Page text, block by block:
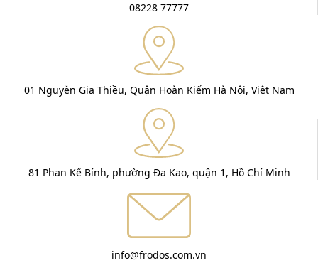
08228 77777
01 Nguyễn Gia Thiều, Quận Hoàn Kiếm Hà Nội, Việt Nam
81 Phan Kế Bính, phường Đa Kao, quận 1, Hồ Chí Minh
info@frodos.com.vn